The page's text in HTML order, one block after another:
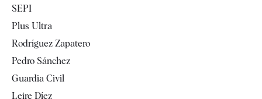
Televisión
SEPI
Plus Ultra
Rodríguez Zapatero
Pedro Sánchez
Guardia Civil
Leire Díez